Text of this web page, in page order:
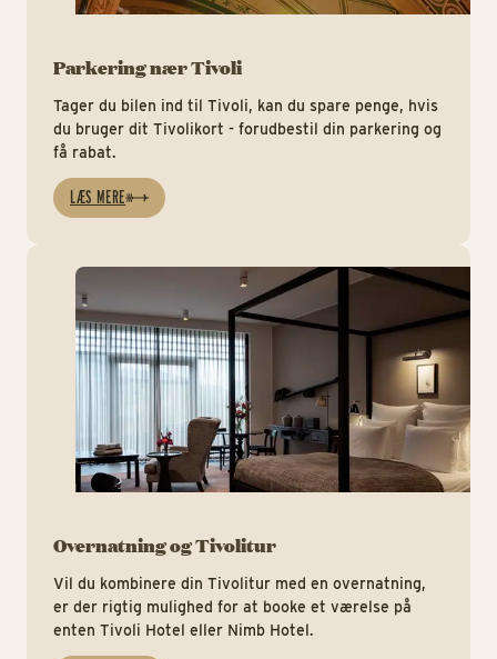
Parkering nær Tivoli
Tager du bilen ind til Tivoli, kan du spare penge, hvis
du bruger dit Tivolikort - forudbestil din parkering og
få rabat.
LÆS MERE
Overnatning og Tivolitur
Vil du kombinere din Tivolitur med en overnatning,
er der rigtig mulighed for at booke et værelse på
enten Tivoli Hotel eller Nimb Hotel.